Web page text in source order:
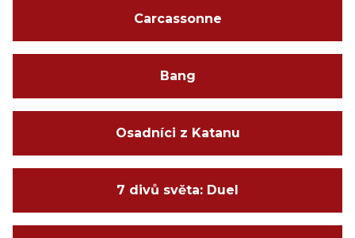
Carcassonne
Bang
Osadníci z Katanu
7 divů světa: Duel